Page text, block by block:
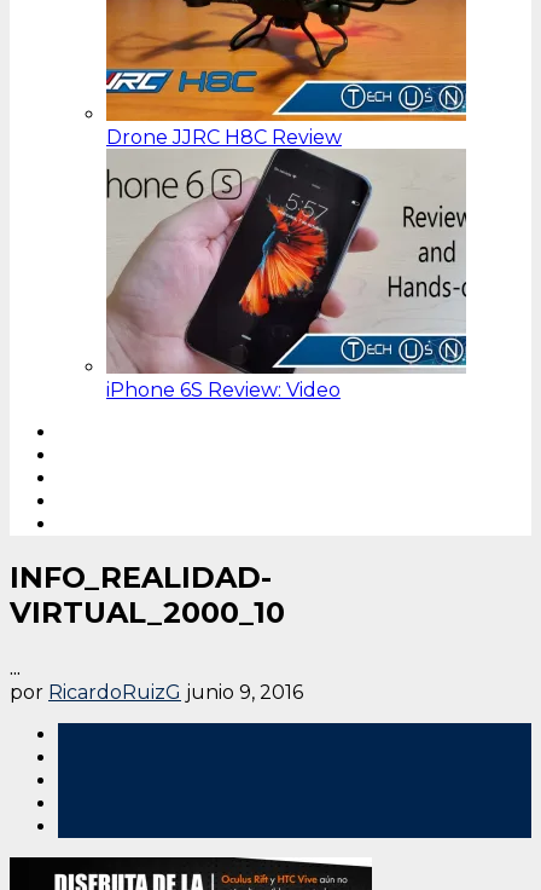
Drone JJRC H8C Review
iPhone 6S Review: Video
INFO_REALIDAD-
VIRTUAL_2000_10
...
por RicardoRuizG junio 9, 2016